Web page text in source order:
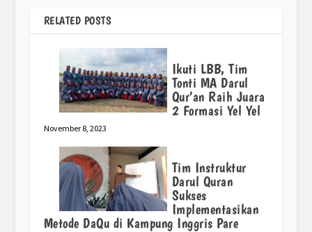
RELATED POSTS
Ikuti LBB, Tim
Tonti MA Darul
Qur’an Raih Juara
2 Formasi Yel Yel
November 8, 2023
Tim Instruktur
Darul Quran
Sukses
Implementasikan
Metode DaQu di Kampung Inggris Pare